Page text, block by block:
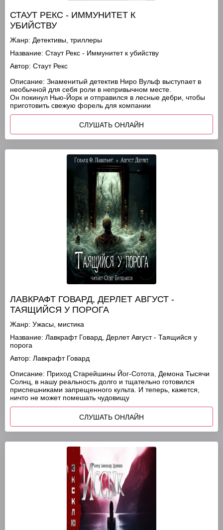
СТАУТ РЕКС - ИММУНИТЕТ К
УБИЙСТВУ
Жанр: Детективы, триллеры
Название: Стаут Рекс - Иммунитет к убийству
Автор: Стаут Рекс
Описание: Знаменитый детектив Ниро Вульф выступает в
необычной для себя роли в непривычном месте.
Он покинул Нью-Йорк и отправился в лесные дебри, чтобы
приготовить свежую форель для компании
СЛУШАТЬ ОНЛАЙН
ЛАВКРАФТ ГОВАРД, ДЕРЛЕТ АВГУСТ -
ТАЯЩИЙСЯ У ПОРОГА
Жанр: Ужасы, мистика
Название: Лавкрафт Говард, Дерлет Август - Таящийся у
порога
Автор: Лавкрафт Говард
Описание: Приход Старейшины Йог-Сотота, Демона Тысячи
Солнц, в нашу реальность долго и тщательно готовился
приспешниками запрещенного культа. И теперь, кажется,
ничто не может помешать чудовищу
СЛУШАТЬ ОНЛАЙН